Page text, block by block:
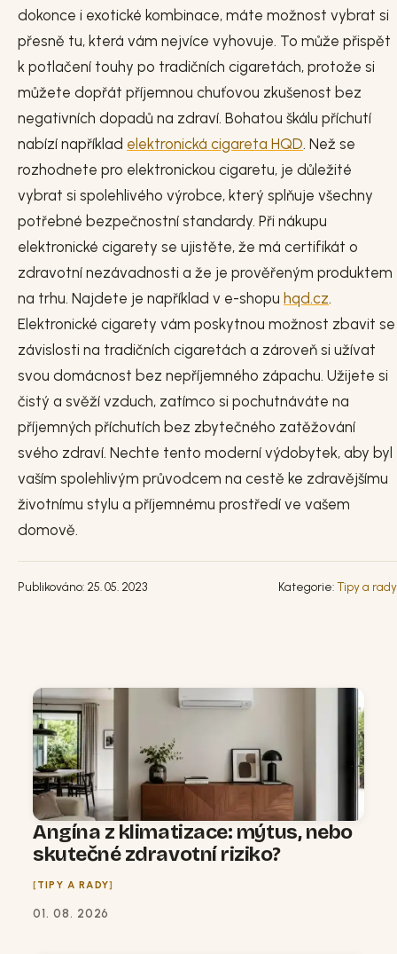
dokonce i exotické kombinace, máte možnost vybrat si
přesně tu, která vám nejvíce vyhovuje. To může přispět
k potlačení touhy po tradičních cigaretách, protože si
můžete dopřát příjemnou chuťovou zkušenost bez
negativních dopadů na zdraví. Bohatou škálu příchutí
nabízí například elektronická cigareta HQD. Než se
rozhodnete pro elektronickou cigaretu, je důležité
vybrat si spolehlivého výrobce, který splňuje všechny
potřebné bezpečnostní standardy. Při nákupu
elektronické cigarety se ujistěte, že má certifikát o
zdravotní nezávadnosti a že je prověřeným produktem
na trhu. Najdete je například v e-shopu hqd.cz.
Elektronické cigarety vám poskytnou možnost zbavit se
závislosti na tradičních cigaretách a zároveň si užívat
svou domácnost bez nepříjemného zápachu. Užijete si
čistý a svěží vzduch, zatímco si pochutnáváte na
příjemných příchutích bez zbytečného zatěžování
svého zdraví. Nechte tento moderní výdobytek, aby byl
vaším spolehlivým průvodcem na cestě ke zdravějšímu
životnímu stylu a příjemnému prostředí ve vašem
domově.
Publikováno: 25. 05. 2023 Kategorie:Tipy a rady
Angína z klimatizace: mýtus, nebo
skutečné zdravotní riziko?
TIPY A RADY
01. 08. 2026